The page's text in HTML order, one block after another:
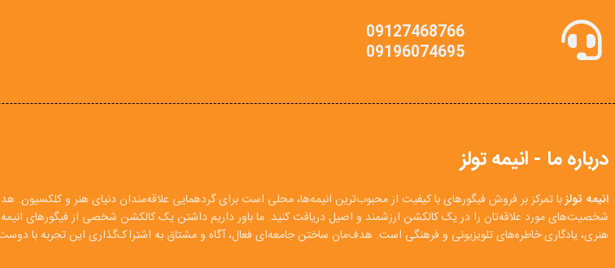
09127468766
09196074695
درباره ما - انیمه تولز
انیمه تولزبا تمرکز بر فروش فیگورهای با کیفیت از محبوب‌ترین انیمه‌ها، محلی است برای گردهمایی علاقه‌مندان دنیای هنر و کلکسیون.
شخصیت‌های مورد علاقه‌تان را در یک کالکشن ارزشمند و اصیل دریافت کنید. ما باور داریم داشتن یک کالکشن شخصی از فیگورهای
هنری، یادگاری خاطره‌های تلویزیونی و فرهنگی است. هدف‌مان ساختن جامعه‌ای فعال، آگاه و مشتاق به اشتراک‌گذاری این تجربه با